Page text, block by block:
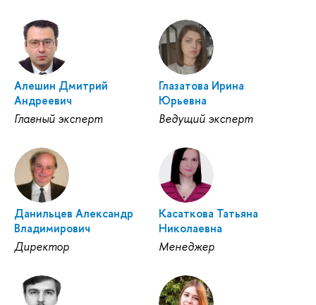
Алешин Дмитрий
Андреевич
Главный эксперт
Глазатова Ирина
Юрьевна
Ведущий эксперт
Данильцев Александр
Владимирович
Директор
Касаткова Татьяна
Николаевна
Менеджер